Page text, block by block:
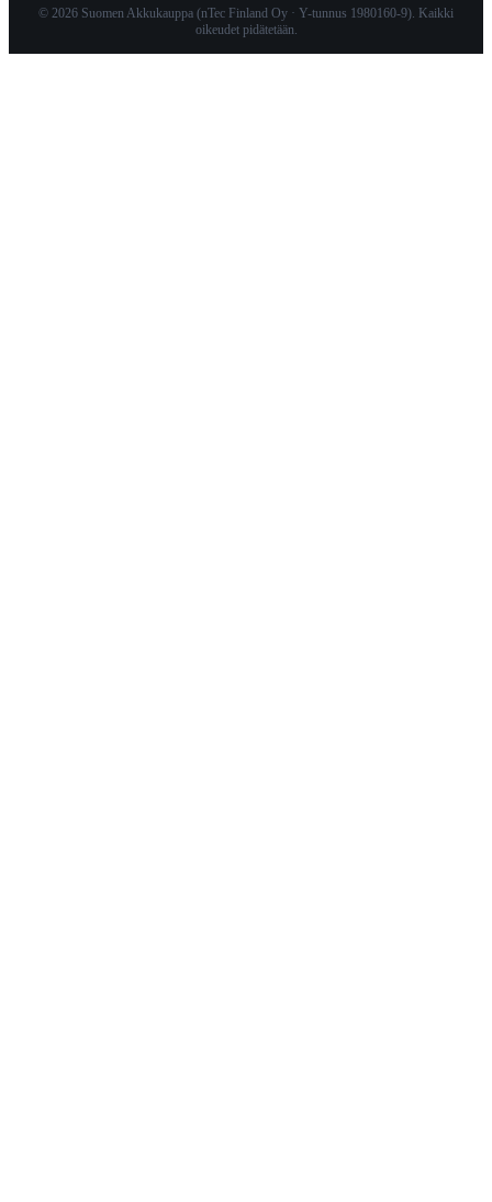
© 2026 Suomen Akkukauppa (nTec Finland Oy · Y-tunnus 1980160-9). Kaikki
oikeudet pidätetään.